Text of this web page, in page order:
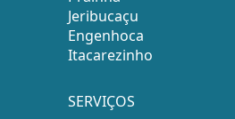
Jeribucaçu
Engenhoca
Itacarezinho
SERVIÇOS